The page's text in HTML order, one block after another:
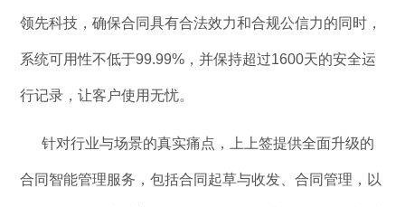
领先科技，确保合同具有合法效力和合规公信力的同时，
系统可用性不低于99.99%，并保持超过1600天的安全运
行记录，让客户使用无忧。
针对行业与场景的真实痛点，上上签提供全面升级的
合同智能管理服务，包括合同起草与收发、合同管理，以